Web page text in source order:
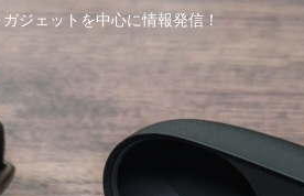
ジェットを中心に情報発信！